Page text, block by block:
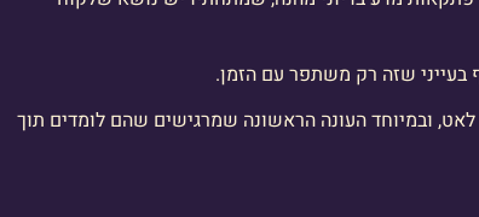
בעייני שזה רק משתפר עם הזמן.
ובמיוחד העונה הראשונה שמרגישים שהם לומדים תוך